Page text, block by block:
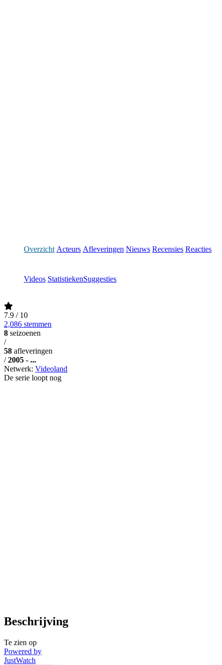
Overzicht Acteurs Afleveringen Nieuws Recensies Reacties
Videos StatistiekenSuggesties
7.9 / 10
2,086 stemmen
8 seizoenen
/
58 afleveringen
/ 2005 - ...
Netwerk: Videoland
De serie loopt nog
Beschrijving
Te zien op
Powered by
JustWatch